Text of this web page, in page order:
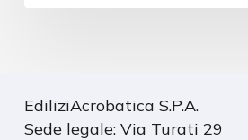
EdiliziAcrobatica S.P.A.
Sede legale: Via Turati 29